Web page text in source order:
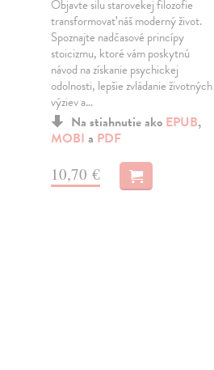
Objavte silu starovekej filozofie
transformovať náš moderný život.
Spoznajte nadčasové princípy
stoicizmu, ktoré vám poskytnú
návod na získanie psychickej
odolnosti, lepšie zvládanie životných
výziev a…
Na stiahnutie ako EPUB,
MOBI a PDF
10,70 €